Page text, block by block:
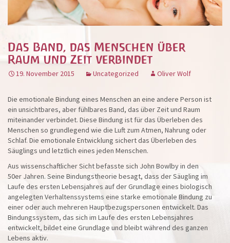
Das Band, das Menschen über
Raum und Zeit verbindet
19. November 2015 Uncategorized Oliver Wolf
Die emotionale Bindung eines Menschen an eine andere Person ist
ein unsichtbares, aber fühlbares Band, das über Zeit und Raum
miteinander verbindet. Diese Bindung ist für das Überleben des
Menschen so grundlegend wie die Luft zum Atmen, Nahrung oder
Schlaf. Die emotionale Entwicklung sichert das Überleben des
Säuglings und letztlich eines jeden Menschen.
Aus wissenschaftlicher Sicht befasste sich John Bowlby in den
50er Jahren. Seine Bindungstheorie besagt, dass der Säugling im
Laufe des ersten Lebensjahres auf der Grundlage eines biologisch
angelegten Verhaltenssystems eine starke emotionale Bindung zu
einer oder auch mehreren Hauptbezugspersonen entwickelt. Das
Bindungssystem, das sich im Laufe des ersten Lebensjahres
entwickelt, bildet eine Grundlage und bleibt während des ganzen
Lebens aktiv.